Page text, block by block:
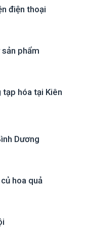
điện thoại
phẩm
tạp hóa tại Kiên
Dương
hoa quả